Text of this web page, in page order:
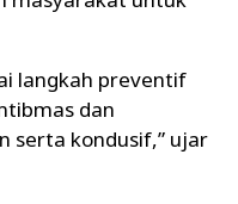
langkah preventif
dan
serta kondusif,” ujar